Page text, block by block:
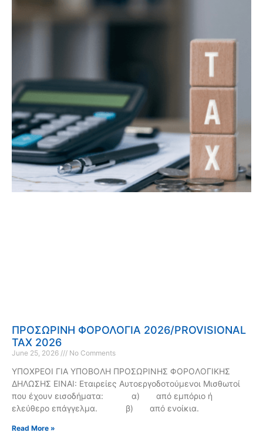
ΠΡΟΣΩΡΙΝΗ ΦΟΡΟΛΟΓΙΑ 2026/PROVISIONAL
TAX 2026
June 25, 2026 No Comments
ΥΠΟΧΡΕΟΙ ΓΙΑ ΥΠΟΒΟΛΗ ΠΡΟΣΩΡΙΝΗΣ ΦΟΡΟΛΟΓΙΚΗΣ
ΔΗΛΩΣΗΣ ΕΙΝΑΙ: Εταιρείες Αυτοεργοδοτούμενοι Μισθωτοί
που έχουν εισοδήματα: α) από εμπόριο ή
ελεύθερο επάγγελμα. β) από ενοίκια.
Read More »